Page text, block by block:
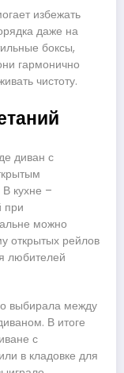
избежать
даже на
боксы,
гармонично
чистоту.
диван с
кухне –
при
можно
открытых рейлов
любителей
выбирала между
В итоге
с
в кладовке для